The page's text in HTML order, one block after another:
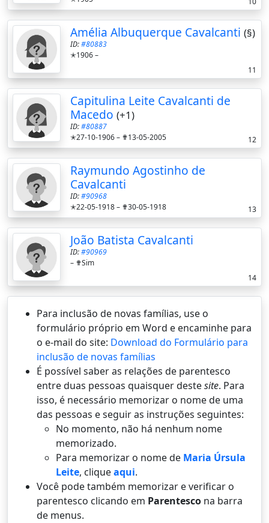
Amélia Albuquerque Cavalcanti (§)
ID:#80883
✭1906 –
11
Capitulina Leite Cavalcanti de
Macedo (+1)
ID:#80887
✭27-10-1906 – ✟13-05-2005 12
Raymundo Agostinho de
Cavalcanti
ID:#90968
✭22-05-1918 – ✟30-05-1918 13
João Batista Cavalcanti
ID:#90969
– ✟Sim
14
Para inclusão de novas famílias, use o
formulário próprio em Word e encaminhe para
o e-mail do site: Download do Formulário para
inclusão de novas famílias
É possí­vel saber as relações de parentesco
entre duas pessoas quaisquer destesite. Para
isso, é necessário memorizar o nome de uma
das pessoas e seguir as instruções seguintes:
No momento, não há nenhum nome
memorizado.
Para memorizar o nome de Maria Úrsula
Leite, cliqueaqui.
Você pode também memorizar e verificar o
parentesco clicando em Parentesco na barra
de menus.